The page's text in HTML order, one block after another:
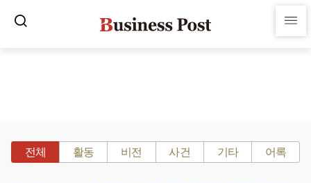
전체 활동 비전 사건 기타 어록